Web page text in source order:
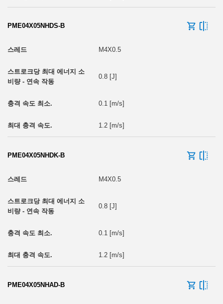
PME04X05NHDS-B
M4X0.5
0.8 [J]
0.1 [m/s]
1.2 [m/s]
PME04X05NHDK-B
M4X0.5
0.8 [J]
0.1 [m/s]
1.2 [m/s]
PME04X05NHAD-B